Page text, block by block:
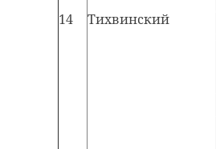
14 Тихвинский